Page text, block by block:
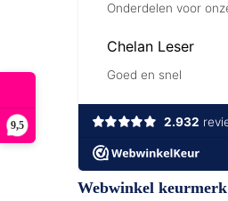
9,5
Webwinkel keurmerk